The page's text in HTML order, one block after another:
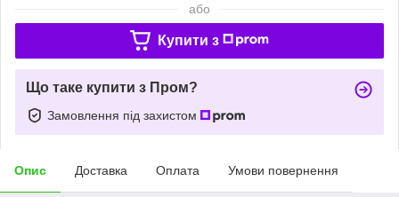
або
Купити з
Що таке купити з Пром?
Замовлення під захистом
Опис Доставка Оплата Умови повернення